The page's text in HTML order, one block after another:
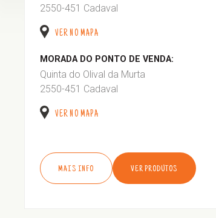
2550-451 Cadaval
VER NO MAPA
MORADA DO PONTO DE VENDA:
Quinta do Olival da Murta
2550-451 Cadaval
VER NO MAPA
MAIS INFO VER PRODUTOS